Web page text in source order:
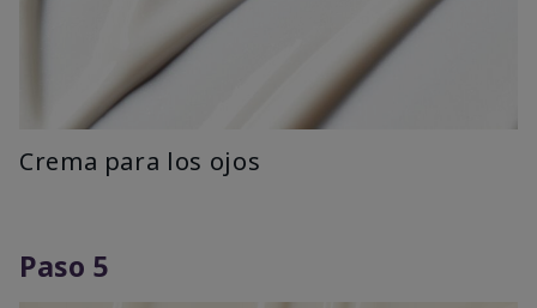
Crema para los ojos
Paso 5